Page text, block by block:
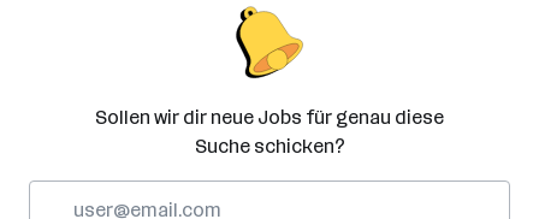
Sollen wir dir neue Jobs für genau diese
Suche schicken?